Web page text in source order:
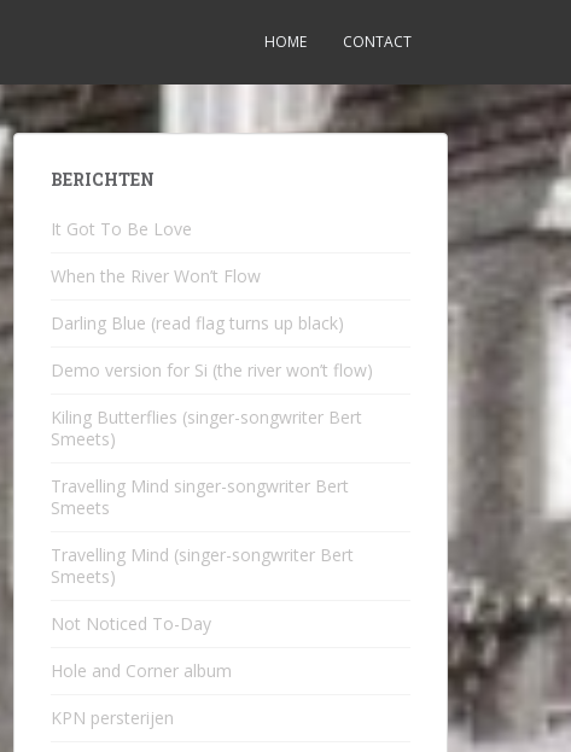
HOME CONTACT
BERICHTEN
It Got To Be Love
When the River Won’t Flow
Darling Blue (read flag turns up black)
Demo version for Si (the river won’t flow)
Kiling Butterflies (singer-songwriter Bert
Smeets)
Travelling Mind singer-songwriter Bert
Smeets
Travelling Mind (singer-songwriter Bert
Smeets)
Not Noticed To-Day
Hole and Corner album
KPN persterijen